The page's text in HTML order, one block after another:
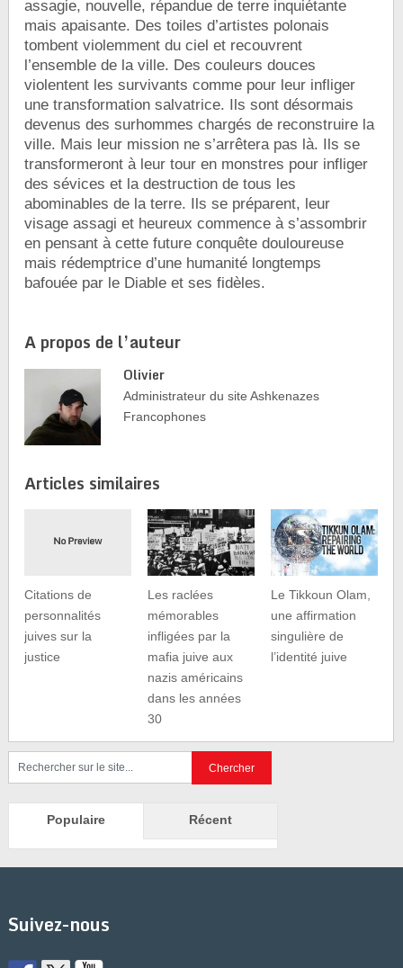
assagie, nouvelle, répandue de terre inquiétante
mais apaisante. Des toiles d’artistes polonais
tombent violemment du ciel et recouvrent
l’ensemble de la ville. Des couleurs douces
violentent les survivants comme pour leur infliger
une transformation salvatrice. Ils sont désormais
devenus des surhommes chargés de reconstruire la
ville. Mais leur mission ne s’arrêtera pas là. Ils se
transformeront à leur tour en monstres pour infliger
des sévices et la destruction de tous les
abominables de la terre. Ils se préparent, leur
visage assagi et heureux commence à s’assombrir
en pensant à cette future conquête douloureuse
mais rédemptrice d’une humanité longtemps
bafouée par le Diable et ses fidèles.
A propos de l’auteur
Olivier
Administrateur du site Ashkenazes
Francophones
Articles similaires
Citations de
personnalités
juives sur la
justice
Les raclées
mémorables
infligées par la
mafia juive aux
nazis américains
dans les années
30
Le Tikkoun Olam,
une affirmation
singulière de
l’identité juive
Populaire Récent
Suivez-nous